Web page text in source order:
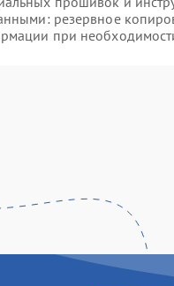
резервное
при